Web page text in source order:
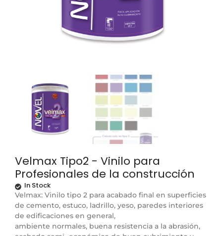
Velmax Tipo2 - Vinilo para
Profesionales de la construcción
In Stock
Velmax: Vinilo tipo 2 para acabado final en superficies
de cemento, estuco, ladrillo, yeso, paredes interiores
de edificaciones en general,
ambiente normales, buena resistencia a la abrasión,